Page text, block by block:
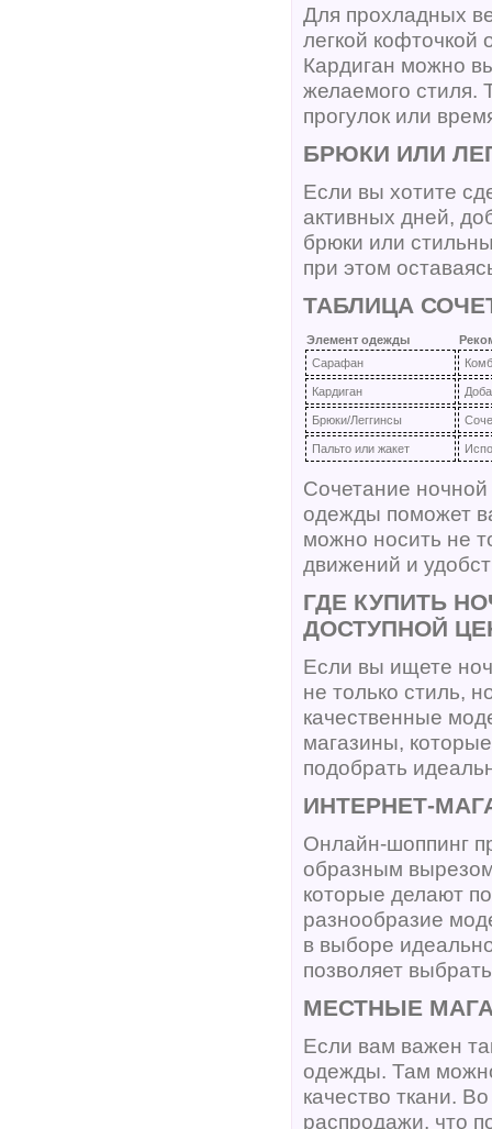
Для прохладных
легкой кофточкой
Кардиган можно
желаемого стиля.
прогулок или
БРЮКИ ИЛИ
Если вы хотите
активных дней,
брюки или
при этом
ТАБЛИЦА
Элемент одежды
Сарафан
Кардиган
Брюки/Леггинсы
Пальто или жакет
Сочетание
одежды поможет
можно носить не
движений и
ГДЕ КУПИТЬ
ДОСТУПНОЙ
Если вы ищете
не только стиль,
качественные
магазины,
подобрать
ИНТЕРНЕТ-
Онлайн-шоппинг
образным
которые делают
разнообразие
в выборе
позволяет
МЕСТНЫЕ
Если вам важен
одежды. Там
качество ткани.
распродажи, что